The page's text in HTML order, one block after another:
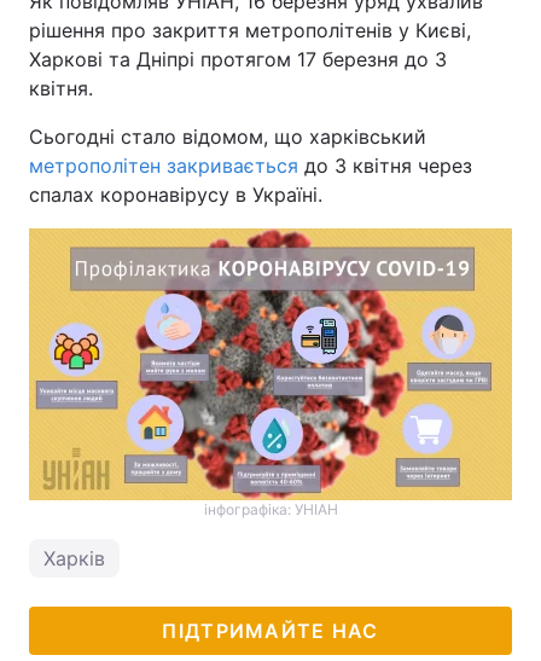
рішення про закриття метрополітенів у Києві,
Харкові та Дніпрі протягом 17 березня до 3
квітня.
Сьогодні стало відомом, що харківський
метрополітен закривається до 3 квітня через
спалах коронавірусу в Україні.
інфографіка: УНІАН
Харків
ПІДТРИМАЙТЕ НАС